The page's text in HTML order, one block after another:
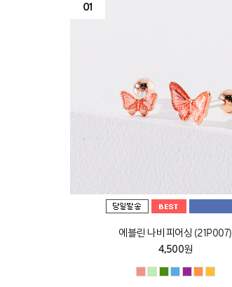
01
에블린 나비 피어싱 (21P007)
4,500원